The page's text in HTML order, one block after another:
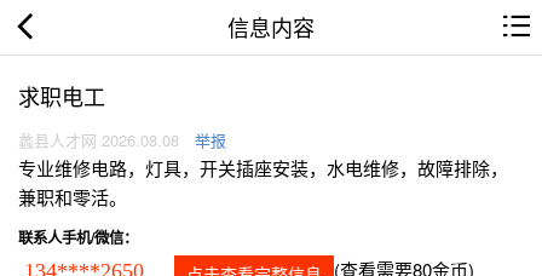
信息内容
求职电工
蠡县人才网 2026.08.08 举报
专业维修电路，灯具，开关插座安装，水电维修，故障排除，
兼职和零活。
联系人手机/微信：
134****2650 (查看需要80金币)